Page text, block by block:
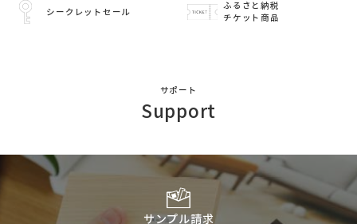
シークレットセール
ふるさと納税
チケット商品
サポート
Support
サンプル請求